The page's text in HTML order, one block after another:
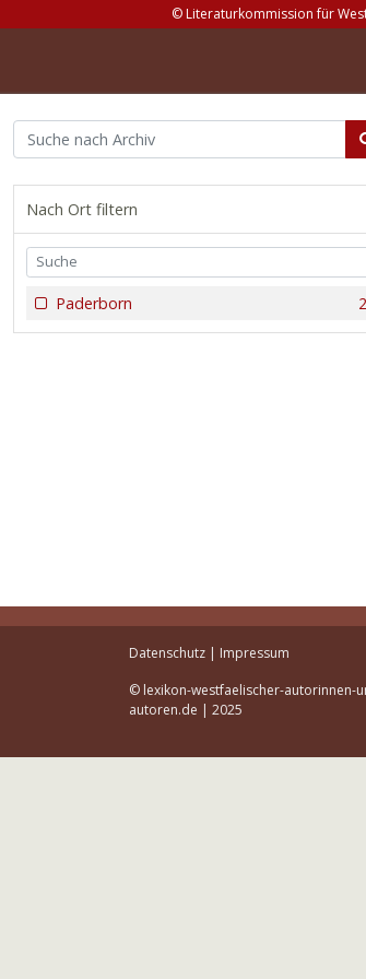
© Literaturkommission für
Nach Ort filtern
2
Paderborn
Datenschutz| Impressum
© lexikon-westfaelischer-autorinnen-
autoren.de | 2025